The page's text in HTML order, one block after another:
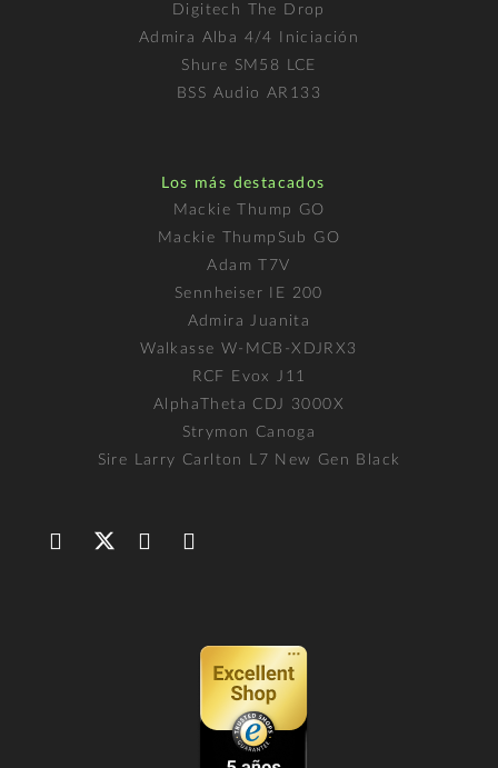
Digitech The Drop
Admira Alba 4/4 Iniciación
Shure SM58 LCE
BSS Audio AR133
Los más destacados
Mackie Thump GO
Mackie ThumpSub GO
Adam T7V
Sennheiser IE 200
Admira Juanita
Walkasse W-MCB-XDJRX3
RCF Evox J11
AlphaTheta CDJ 3000X
Strymon Canoga
Sire Larry Carlton L7 New Gen Black